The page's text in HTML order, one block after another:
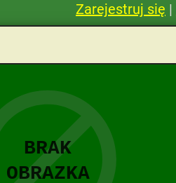
Zarejestruj się |